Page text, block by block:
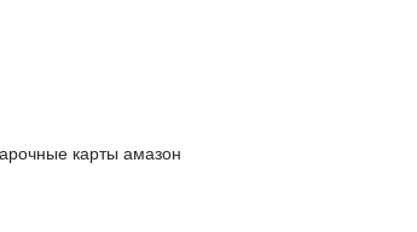
карты амазон